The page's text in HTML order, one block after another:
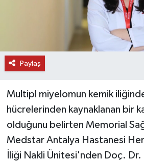
Paylaş
Multipl miyelomun kemik
hücrelerinden kaynaklanan bir
olduğunu belirten Memorial
Medstar Antalya Hastanesi
İliği Nakli Ünitesi'nden Doç.
VİDEO HABERLER
YAZARLAR
RESMİ İLAN
MAGAZİN